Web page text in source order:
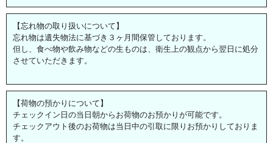
【忘れ物の取り扱いについて】
忘れ物は遺失物法に基づき３ヶ月間保管しております。
但し、食べ物や飲み物などの生ものは、衛生上の観点から翌日に処分
させていただきます。
【荷物の預かりについて】
チェックイン日の当日朝からお荷物のお預かりが可能です。
チェックアウト後のお荷物は当日中の引取に限りお預かりしておりま
す。